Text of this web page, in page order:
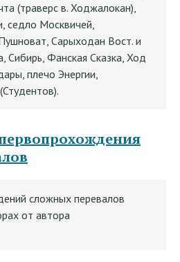
(траверс в. Ходжалокан),
седло Москвичей,
Сарыходан Вост. и
Сибирь, Фанская Сказка, Ход
плечо Энергии,
сложных перевалов
от автора